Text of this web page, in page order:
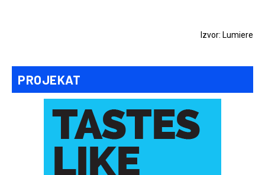
PROJEKAT
Izvor: Lumiere